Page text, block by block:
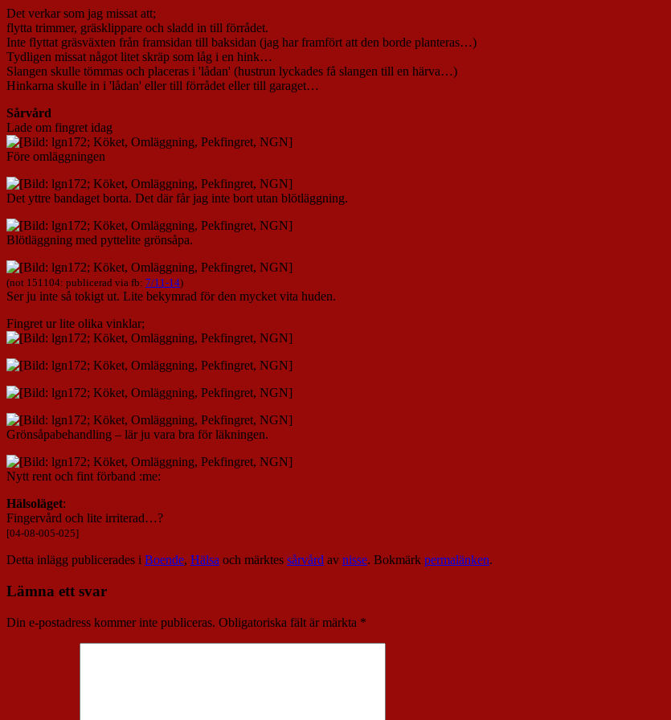
Det verkar som jag missat att;
flytta trimmer, gräsklippare och sladd in till förrådet.
Inte flyttat gräsväxten från framsidan till baksidan (jag har framfört att den borde planteras…)
Tydligen missat något litet skräp som låg i en hink…
Slangen skulle tömmas och placeras i 'lådan' (hustrun lyckades få slangen till en härva…)
Hinkarna skulle in i 'lådan' eller till förrådet eller till garaget…
Sårvård
Lade om fingret idag
Före omläggningen
Det yttre bandaget borta. Det där får jag inte bort utan blötläggning.
Blötläggning med pyttelite grönsåpa.
(not 151104: publicerad via fb: 7/11-14)
Ser ju inte så tokigt ut. Lite bekymrad för den mycket vita huden.
Fingret ur lite olika vinklar;
Grönsåpabehandling – lär ju vara bra för läkningen.
Nytt rent och fint förband :me:
Hälsoläget:
Fingervård och lite irriterad…?
[04-08-005-025]
Detta inlägg publicerades i Boende, Hälsa och märktes sårvård av nisse. Bokmärk permalänken.
Lämna ett svar
Din e-postadress kommer inte publiceras. Obligatoriska fält är märkta *